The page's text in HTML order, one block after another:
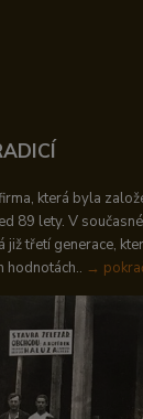
která byla
89 lety. V
třetí generace,
hodnotách.. →